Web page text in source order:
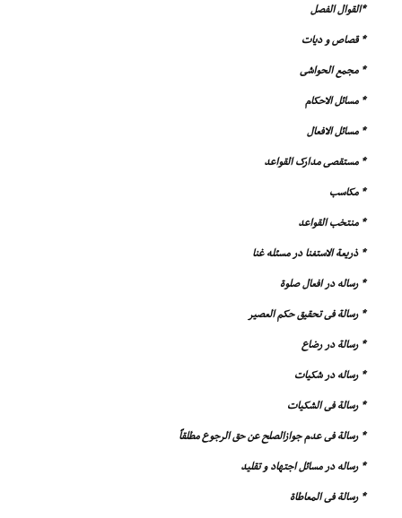
*القوال الفصل
* قصاص و دیات
* مجمع الحواشى
* مسائل الاحکام
* مسائل الافعال
* مستقصى مدارک القواعد
* مکاسب
* منتخب القواعد
* ذریعة الاستغنا در مسئله غنا
* رساله در افعال صلوة
* رسالة فى تحقیق حکم العصیر
* رسالة در رضاع
* رساله در شکیات
* رسالة فى الشکیات
* رسالة فى عدم جوازالصلح عن حق الرجوع مطلقاً
* رساله در مسائل اجتهاد و تقلید
* رسالة فى المعاطاة